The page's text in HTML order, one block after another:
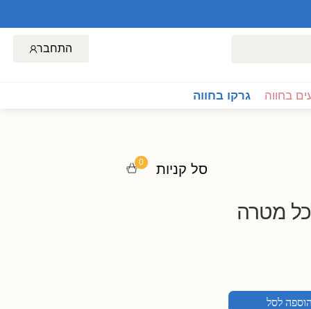
התחבר
בחווה גרקו בחווה
מטרה
הוספה לסל
סל קניות 0